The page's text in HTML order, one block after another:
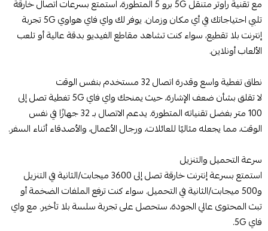
مع تقنية راوتر متنقل 5G برو 5 المتطورة، استمتع بسرعات اتصال خارقة
تلبي احتياجاتك في أي مكان وزمان. يوفر لك واي فاي هواوي 5G تجربة
إنترنت بلا تقطيع، سواء كنت تشاهد مقاطع الفيديو بدقة عالية أو تلعب
الألعاب أونلاين.
نطاق تغطية واسع وقدرة اتصال 32 مستخدم بنفس الوقت
لا تقلق بشأن ضعف الإشارة، حيث يمنحك واي فاي 5G تغطية تصل إلى
100 متر بفضل تقنياته المتطورة. يدعم الاتصال بـ 32 جهازًا في نفس
الوقت، مما يجعله مثاليًا للعائلات، ورجال الأعمال، والأصدقاء أثناء السفر.
سرعة التحميل والتنزيل
استمتع بسرعة إنترنت خارقة تصل إلى 3600 ميجابت/الثانية في التنزيل
و500 ميجابت/الثانية في التحميل. سواء كنت ترفع الملفات الضخمة أو
تبث المحتوى عالي الجودة، ستحصل على تجربة سلسة بلا تأخير. مع واي
فاي 5G.